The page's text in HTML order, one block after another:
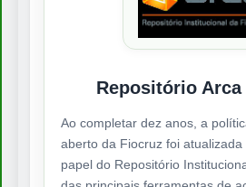
Repositório
Ao completar dez anos, a
aberto da Fiocruz foi
papel do Repositório